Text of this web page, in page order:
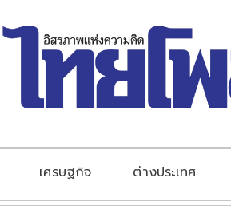
เศรษฐกิจ ต่างประเทศ